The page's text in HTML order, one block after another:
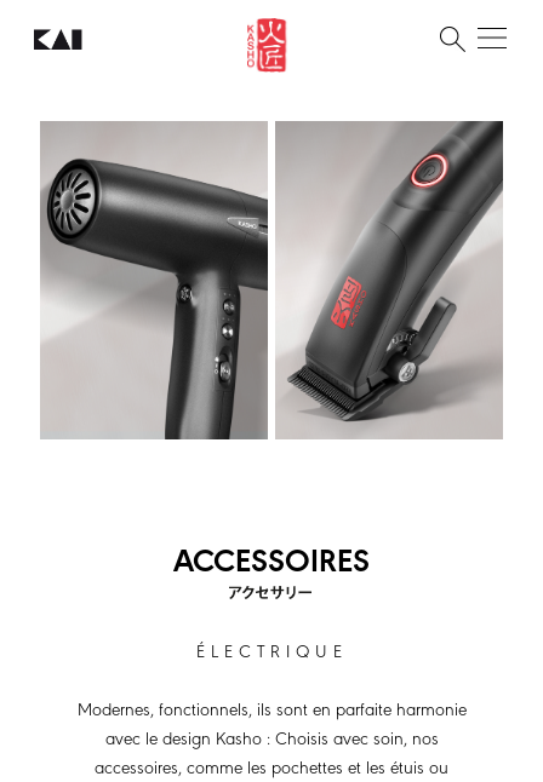
ACCESSOIRES
ÉLECTRIQUE
Modernes, fonctionnels, ils sont en parfaite harmonie
avec le design Kasho : Choisis avec soin, nos
accessoires, comme les pochettes et les étuis ou